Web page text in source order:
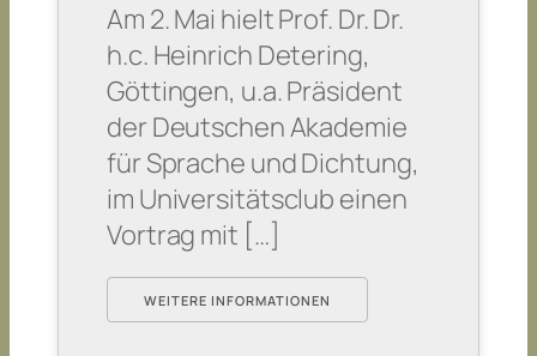
Am 2. Mai hielt Prof. Dr. Dr.
h.c. Heinrich Detering,
Göttingen, u.a. Präsident
der Deutschen Akademie
für Sprache und Dichtung,
im Universitätsclub einen
Vortrag mit […]
WEITERE INFORMATIONEN